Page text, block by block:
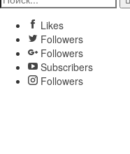
Likes
Followers
Followers
Subscribers
Followers